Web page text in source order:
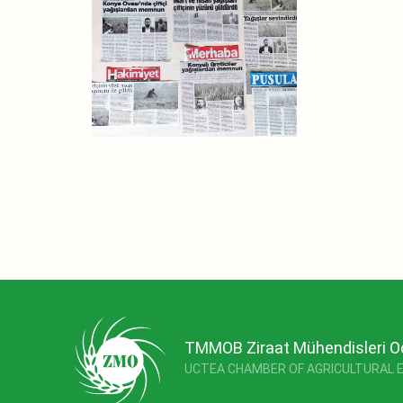
TMMOB Ziraat Mühendisleri
UCTEA CHAMBER OF AGRICULTURAL